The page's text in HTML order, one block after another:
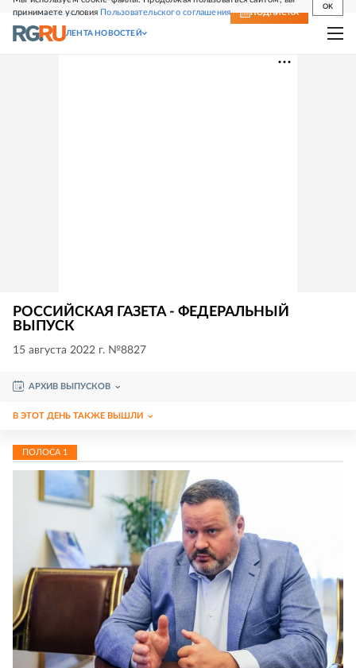
принимаете условия Пользовательского соглашения
OK
СВЕЖИЙ НОМЕР ПОДПИСКА
ЛЕНТА НОВОСТЕЙ
РОССИЙСКАЯ ГАЗЕТА - ФЕДЕРАЛЬНЫЙ
ВЫПУСК
15 августа 2022 г. №8827
АРХИВ ВЫПУСКОВ
В ЭТОТ ДЕНЬ ТАКЖЕ ВЫШЛИ
ПОЛОСА 1